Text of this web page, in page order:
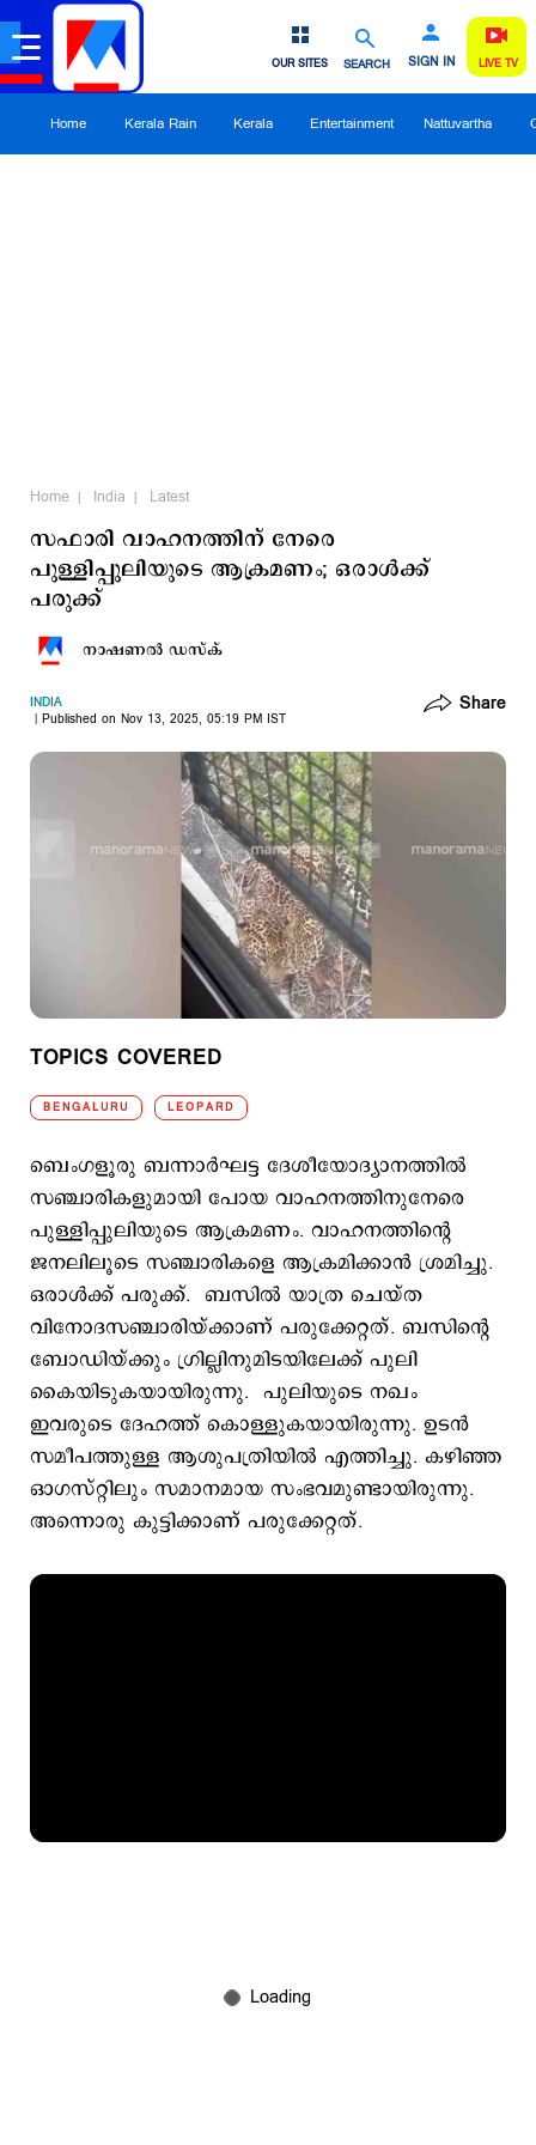
SEARCH SIGN IN
OUR SITES LIVE TV
Home Kerala Rain Kerala Entertainment Nattuvartha
Home India Latest
സഫാരി വാഹനത്തിന് നേരെ
പുള്ളിപ്പുലിയുടെ ആക്രമണം; ഒരാള്‍ക്ക്
പരുക്ക്
നാഷണല്‍ ഡസ്ക്
INDIA
Published on Nov 13, 2025, 05:19 PM IST
Share
TOPICS COVERED
BENGALURU LEOPARD
ബെംഗളൂരു ബന്നാര്‍ഘട്ട ദേശീയോദ്യാനത്തില്‍
സഞ്ചാരികളുമായി പോയ വാഹനത്തിനുനേരെ
പുള്ളിപ്പുലിയുടെ ആക്രമണം. വാഹനത്തിന്റെ
ജനലിലൂടെ സഞ്ചാരികളെ ആക്രമിക്കാന്‍ ശ്രമിച്ചു.
ഒരാള്‍ക്ക് പരുക്ക്. ബസില്‍ യാത്ര ചെയ്ത
വിനോദസഞ്ചാരിയ്ക്കാണ് പരുക്കേറ്റത്. ബസിന്‍റെ
ബോഡിയ്ക്കും ഗ്രില്ലിനുമിടയിലേക്ക് പുലി
കൈയിടുകയായിരുന്നു. പുലിയുടെ നഖം
ഇവരുടെ ദേഹത്ത് കൊള്ളുകയായിരുന്നു. ഉടന്‍
സമീപത്തുള്ള ആശുപത്രിയില്‍ എത്തിച്ചു. കഴിഞ്ഞ
ഓഗസ്റ്റിലും സമാനമായ സംഭവമുണ്ടായിരുന്നു.
അന്നൊരു കുട്ടിക്കാണ് പരുക്കേറ്റത്.